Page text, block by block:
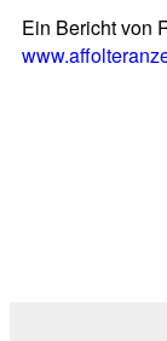
Ein Bericht von